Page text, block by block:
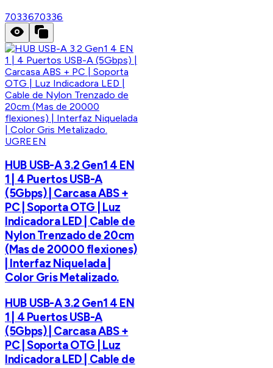
7033670336
UGREEN
HUB USB-A 3.2 Gen1 4 EN
1 | 4 Puertos USB-A
(5Gbps) | Carcasa ABS +
PC | Soporta OTG | Luz
Indicadora LED | Cable de
Nylon Trenzado de 20cm
(Mas de 20000 flexiones)
| Interfaz Niquelada |
Color Gris Metalizado.
HUB USB-A 3.2 Gen1 4 EN
1 | 4 Puertos USB-A
(5Gbps) | Carcasa ABS +
PC | Soporta OTG | Luz
Indicadora LED | Cable de